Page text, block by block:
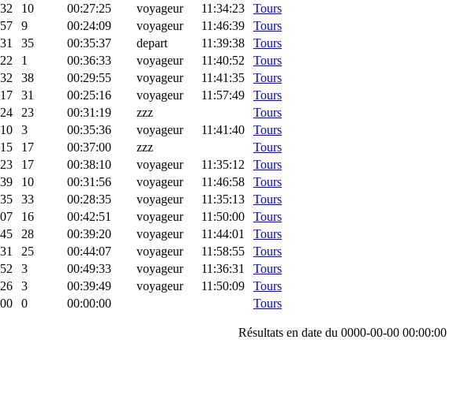
10 00:27:25 voyageur 11:34:23
Tours
9 00:24:09 voyageur 11:46:39
Tours
35 00:35:37 depart 11:39:38
Tours
1 00:36:33 voyageur 11:40:52
Tours
38 00:29:55 voyageur 11:41:35
Tours
31 00:25:16 voyageur 11:57:49
Tours
23 00:31:19 zzz
Tours
3 00:35:36 voyageur 11:41:40
Tours
17 00:37:00 zzz
Tours
17 00:38:10 voyageur 11:35:12
Tours
10 00:31:56 voyageur 11:46:58
Tours
33 00:28:35 voyageur 11:35:13
Tours
16 00:42:51 voyageur 11:50:00
Tours
28 00:39:20 voyageur 11:44:01
Tours
25 00:44:07 voyageur 11:58:55
Tours
3 00:49:33 voyageur 11:36:31
Tours
3 00:39:49 voyageur 11:50:09
Tours
0 00:00:00 Tours
Résultats en date du 0000-00-00 00:00:00